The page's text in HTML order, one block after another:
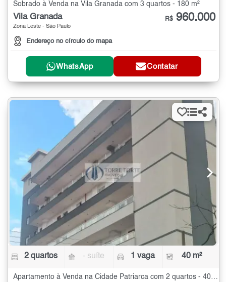
Sobrado à Venda na Vila Granada com 3 quartos - 180 m²
Vila Granada
Zona Leste - São Paulo
Endereço no círculo do mapa
R$ 960.000
WhatsApp Contatar
2 quartos - suíte 1 vaga 40 m²
Apartamento à Venda na Cidade Patriarca com 2 quartos - 40 m²